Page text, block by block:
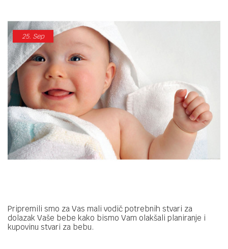
25. Sep
Pripremili smo za Vas mali vodič potrebnih stvari za
dolazak Vaše bebe kako bismo Vam olakšali planiranje i
kupovinu stvari za bebu.